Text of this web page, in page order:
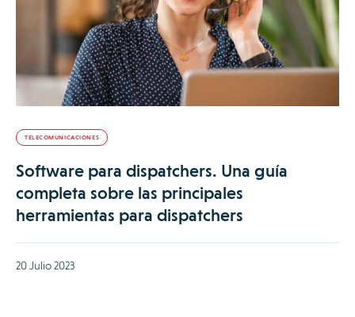
TELECOMUNICACIONES
Software para dispatchers. Una guía
completa sobre las principales
herramientas para dispatchers
20 Julio 2023